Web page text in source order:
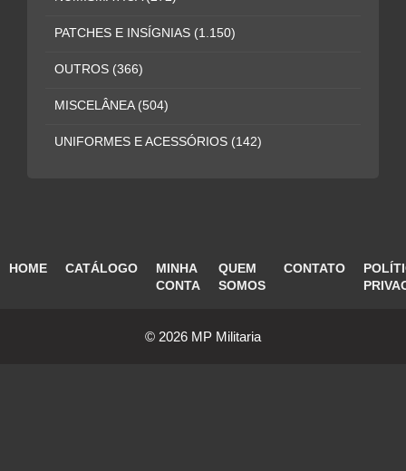
PATCHES E INSÍGNIAS (1.150)
OUTROS (366)
MISCELÂNEA (504)
UNIFORMES E ACESSÓRIOS (142)
HOME CATÁLOGO
MINHA
CONTA
QUEM
SOMOS
CONTATO
© 2026 MP Militaria